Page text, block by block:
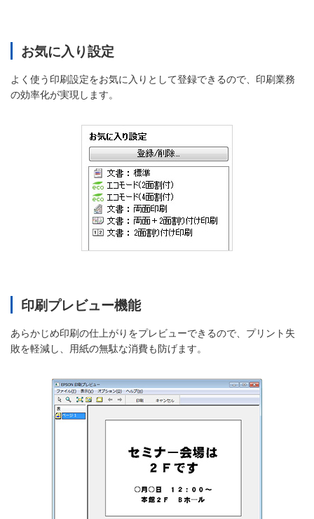
お気に入り設定
よく使う印刷設定をお気に入りとして登録できるので、印刷業務
の効率化が実現します。
印刷プレビュー機能
あらかじめ印刷の仕上がりをプレビューできるので、プリント失
敗を軽減し、用紙の無駄な消費も防げます。